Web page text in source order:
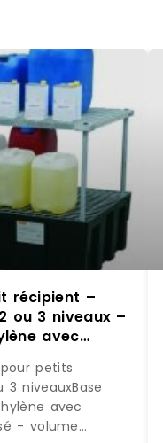
récipient –
ou 3 niveaux –
avec
petits
niveauxBase
avec
- volume